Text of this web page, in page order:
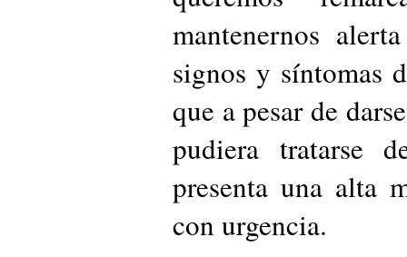
mantenernos
signos y síntomas
que a pesar de
pudiera tratarse
presenta una alta
con urgencia.